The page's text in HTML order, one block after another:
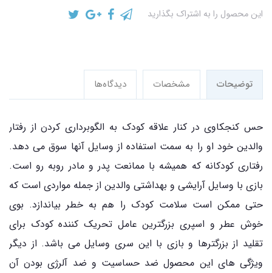
این محصول را به اشتراک بگذارید
توضیحات مشخصات دیدگاه‌ها
حس کنجکاوی در کنار علاقه کودک به الگوبرداری کردن از رفتار
والدین خود او را به سمت استفاده از وسایل آنها سوق می دهد.
رفتاری کودکانه که همیشه با ممانعت پدر و مادر روبه رو است.
بازی با وسایل آرایشی و بهداشتی والدین از جمله مواردی است که
حتی ممکن است سلامت کودک را هم به خطر بیاندازد. بوی
خوش عطر و اسپری بزرگترین عامل تحریک کننده کودک برای
تقلید از بزرگترها و بازی با این سری وسایل می باشد. از دیگر
ویژگی های این محصول ضد حساسیت و ضد آلرژی بودن آن